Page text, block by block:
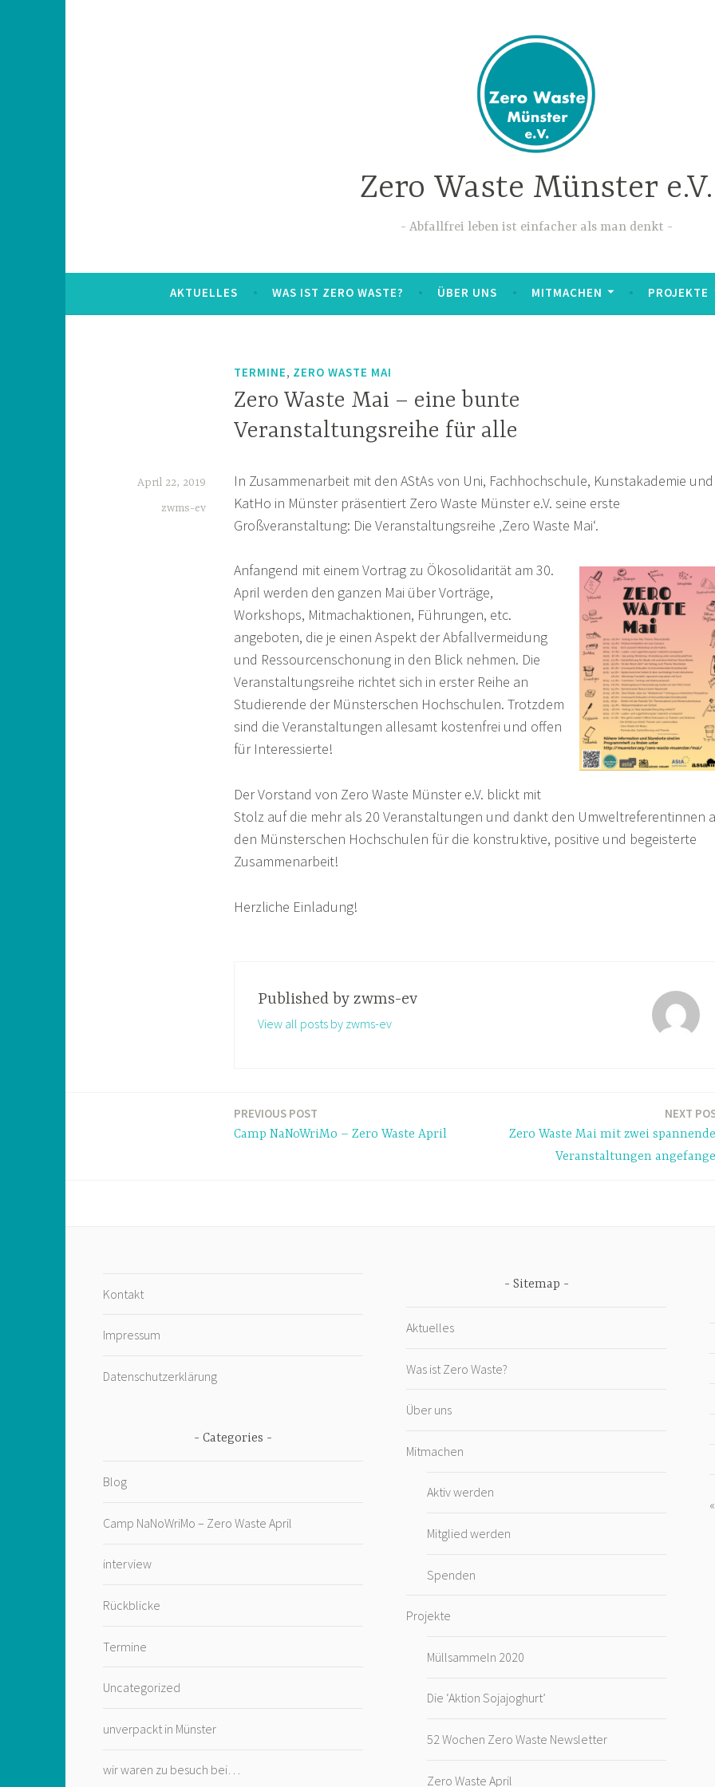
Zero Waste Münster e.V.
Abfallfrei leben ist einfacher als man denkt
AKTUELLES WAS IST ZERO WASTE? ÜBER UNS MITMACHEN PROJEKTE
TERMINE, ZERO WASTE MAI
Zero Waste Mai – eine bunte
Veranstaltungsreihe für alle
April 22, 2019
zwms-ev
In Zusammenarbeit mit den AStAs von Uni, Fachhochschule, Kunstakademie und
KatHo in Münster präsentiert Zero Waste Münster e.V. seine erste
Großveranstaltung: Die Veranstaltungsreihe ‚Zero Waste Mai‘.
Anfangend mit einem Vortrag zu Ökosolidarität am 30.
April werden den ganzen Mai über Vorträge,
Workshops, Mitmachaktionen, Führungen, etc.
angeboten, die je einen Aspekt der Abfallvermeidung
und Ressourcenschonung in den Blick nehmen. Die
Veranstaltungsreihe richtet sich in erster Reihe an
Studierende der Münsterschen Hochschulen. Trotzdem
sind die Veranstaltungen allesamt kostenfrei und offen
für Interessierte!
Der Vorstand von Zero Waste Münster e.V. blickt mit
Stolz auf die mehr als 20 Veranstaltungen und dankt den Umweltreferentinnen
den Münsterschen Hochschulen für die konstruktive, positive und begeisterte
Zusammenarbeit!
Herzliche Einladung!
Published by zwms-ev
View all posts by zwms-ev
PREVIOUS POST
Camp NaNoWriMo – Zero Waste April
NEXT
Zero Waste Mai mit zwei
Veranstaltungen
Kontakt
Impressum
Datenschutzerklärung
Categories
Blog
Camp NaNoWriMo – Zero Waste April
interview
Rückblicke
Termine
Uncategorized
unverpackt in Münster
wir waren zu besuch bei…
Sitemap
Aktuelles
Was ist Zero Waste?
Über uns
Mitmachen
Aktiv werden
Mitglied werden
Spenden
Projekte
Müllsammeln 2020
Die ‘Aktion Sojajoghurt’
52 Wochen Zero Waste Newsletter
Zero Waste April